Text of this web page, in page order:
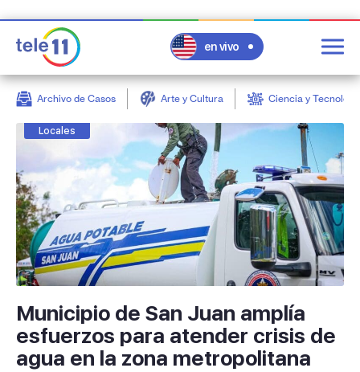
en vivo
Archivo de Casos Arte y Cultura Ciencia y
Locales
Municipio de San Juan amplía
esfuerzos para atender crisis de
agua en la zona metropolitana
post